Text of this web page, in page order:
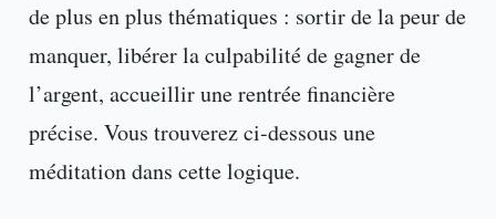
de plus en plus thématiques : sortir de la peur de
manquer, libérer la culpabilité de gagner de
l’argent, accueillir une rentrée financière
précise. Vous trouverez ci-dessous une
méditation dans cette logique.